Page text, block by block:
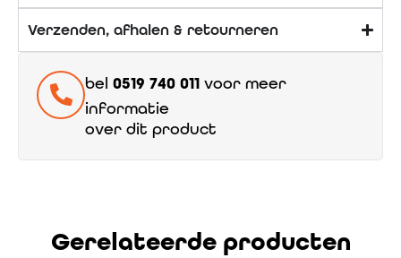
Verzenden, afhalen & retourneren
bel 0519 740 011 voor meer
informatie
over dit product
Gerelateerde producten